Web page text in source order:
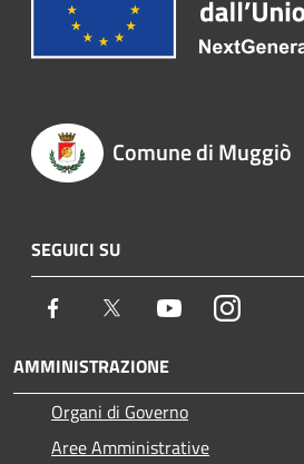
Comune di Muggiò
SEGUICI SU
Facebook Twitter YoutubeInstagram
AMMINISTRAZIONE
Organi di Governo
Aree Amministrative